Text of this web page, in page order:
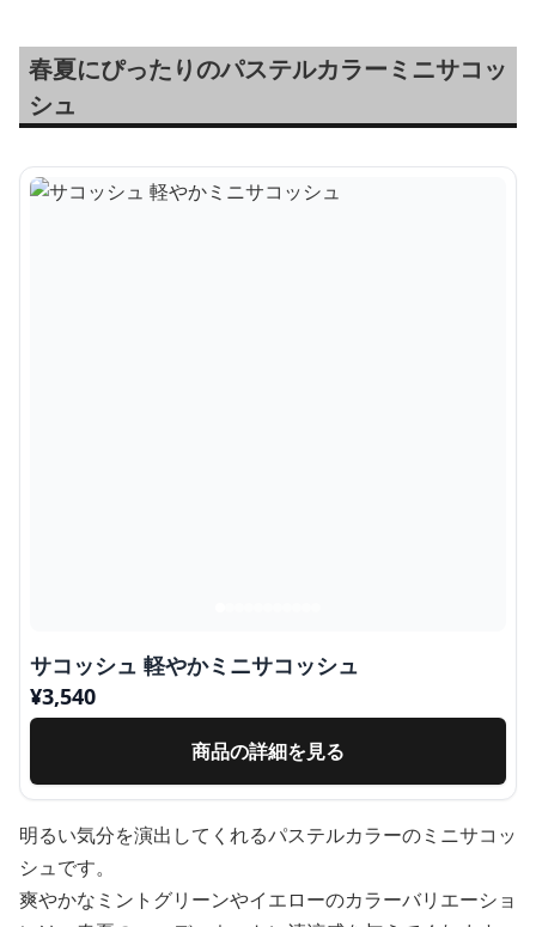
春夏にぴったりのパステルカラーミニサコッ
シュ
サコッシュ 軽やかミニサコッシュ
¥3,540
商品の詳細を見る
明るい気分を演出してくれるパステルカラーのミニサコッ
シュです。
爽やかなミントグリーンやイエローのカラーバリエーショ